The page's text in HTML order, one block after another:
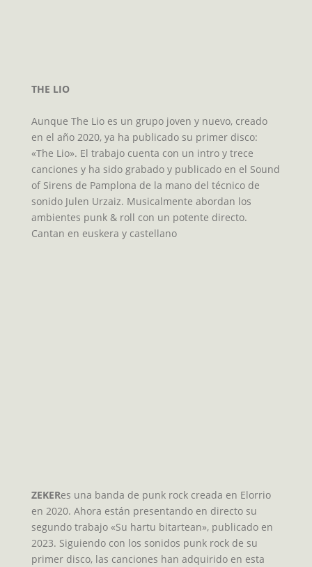
THE LIO
Aunque The Lio es un grupo joven y nuevo, creado
en el año 2020, ya ha publicado su primer disco:
«The Lio». El trabajo cuenta con un intro y trece
canciones y ha sido grabado y publicado en el Sound
of Sirens de Pamplona de la mano del técnico de
sonido Julen Urzaiz. Musicalmente abordan los
ambientes punk & roll con un potente directo.
Cantan en euskera y castellano
ZEKERes una banda de punk rock creada en Elorrio
en 2020. Ahora están presentando en directo su
segundo trabajo «Su hartu bitartean», publicado en
2023. Siguiendo con los sonidos punk rock de su
primer disco, las canciones han adquirido en esta